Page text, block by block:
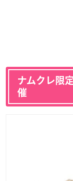
ナムクレ限
催